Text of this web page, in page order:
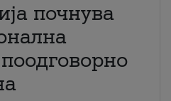
почнува